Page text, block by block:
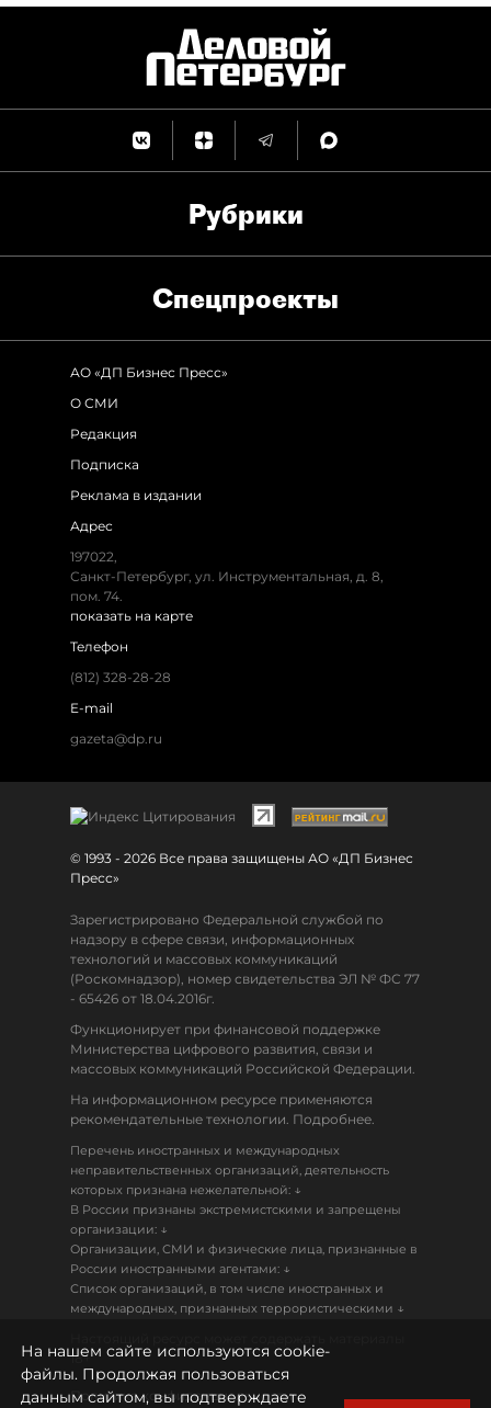
Рубрики
Спец­проекты
АО «ДП Бизнес Пресс»
О СМИ
Редакция
Подписка
Реклама в издании
Адрес
197022,
Санкт-Петербург, ул. Инструментальная, д. 8,
пом. 74.
показать на карте
Телефон
(812) 328-28-28
E-mail
gazeta@dp.ru
© 1993 - 2026 Все права защищены АО «ДП Бизнес
Пресс»
Зарегистрировано Федеральной службой по
надзору в сфере связи, информационных
технологий и массовых коммуникаций
(Роскомнадзор), номер свидетельства ЭЛ № ФС 77
- 65426 от 18.04.2016г.
Функционирует при финансовой поддержке
Министерства цифрового развития, связи и
массовых коммуникаций Российской Федерации.
На информационном ресурсе применяются
рекомендательные технологии. Подробнее.
Перечень иностранных и международных
неправительственных организаций, деятельность
которых признана нежелательной: ↓
В России признаны экстремистскими и запрещены
организации: ↓
Организации, СМИ и физические лица, признанные в
России иностранными агентами: ↓
Список организаций, в том числе иностранных и
международных, признанных террористическими ↓
18+
Политика конфиденциальности
На нашем сайте используются cookie-
файлы. Продолжая пользоваться
данным сайтом, вы подтверждаете